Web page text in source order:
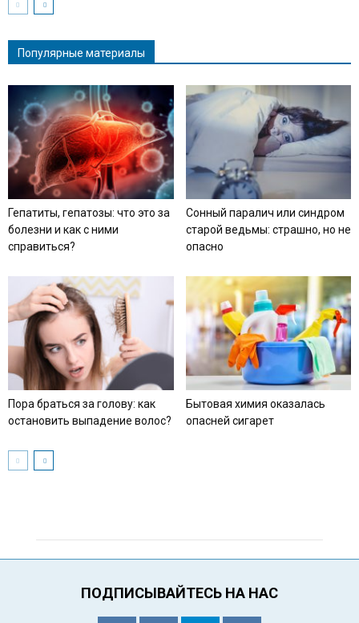
Популярные материалы
Гепатиты, гепатозы: что это за
болезни и как с ними
справиться?
Сонный паралич или синдром
старой ведьмы: страшно, но не
опасно
Пора браться за голову: как
остановить выпадение волос?
Бытовая химия оказалась
опасней сигарет
ПОДПИСЫВАЙТЕСЬ НА НАС